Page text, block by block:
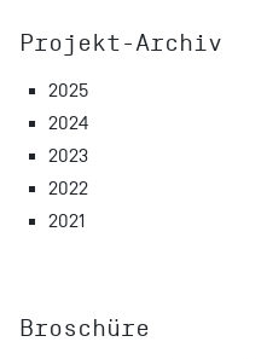
Projekt-Archiv
2025
2024
2023
2022
2021
Broschüre